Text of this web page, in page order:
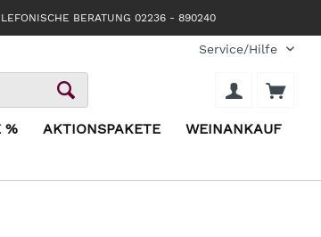
BERATUNG 02236 - 890240
Service/Hilfe
% AKTIONSPAKETE WEINANKAUF